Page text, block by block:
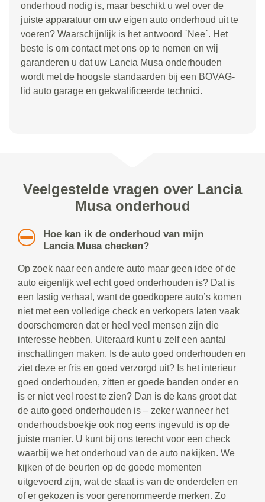
onderhoud nodig is, maar beschikt u wel over de
juiste apparatuur om uw eigen auto onderhoud uit te
voeren? Waarschijnlijk is het antwoord `Nee`. Het
beste is om contact met ons op te nemen en wij
garanderen u dat uw Lancia Musa onderhouden
wordt met de hoogste standaarden bij een BOVAG-
lid auto garage en gekwalificeerde technici.
Veelgestelde vragen over Lancia
Musa onderhoud
Hoe kan ik de onderhoud van mijn
Lancia Musa checken?
Op zoek naar een andere auto maar geen idee of de
auto eigenlijk wel echt goed onderhouden is? Dat is
een lastig verhaal, want de goedkopere auto’s komen
niet met een volledige check en verkopers laten vaak
doorschemeren dat er heel veel mensen zijn die
interesse hebben. Uiteraard kunt u zelf een aantal
inschattingen maken. Is de auto goed onderhouden en
ziet deze er fris en goed verzorgd uit? Is het interieur
goed onderhouden, zitten er goede banden onder en
is er niet veel roest te zien? Dan is de kans groot dat
de auto goed onderhouden is – zeker wanneer het
onderhoudsboekje ook nog eens ingevuld is op de
juiste manier. U kunt bij ons terecht voor een check
waarbij we het onderhoud van de auto nakijken. We
kijken of de beurten op de goede momenten
uitgevoerd zijn, wat de staat is van de onderdelen en
of er gekozen is voor gerenommeerde merken. Zo